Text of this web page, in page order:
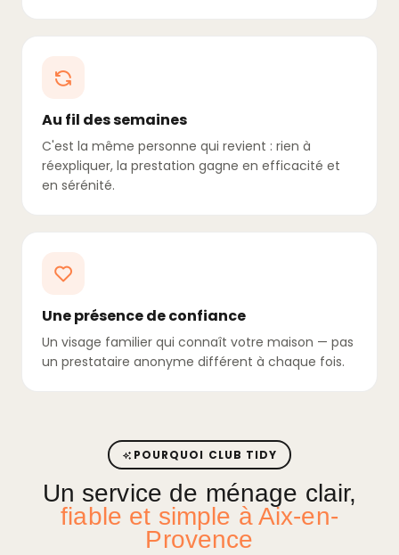
Au fil des semaines
C'est la même personne qui revient : rien à
réexpliquer, la prestation gagne en efficacité et
en sérénité.
Une présence de confiance
Un visage familier qui connaît votre maison — pas
un prestataire anonyme différent à chaque fois.
POURQUOI CLUB TIDY
Un service de ménage clair,
fiable et simple à Aix-en-
Provence